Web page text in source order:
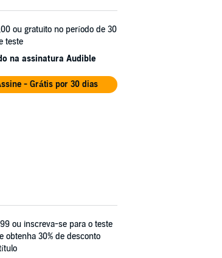
ou gratuito no período de 30
teste
na assinatura Audible
- Grátis por 30 dias
ou inscreva-se para o teste
obtenha 30% de desconto